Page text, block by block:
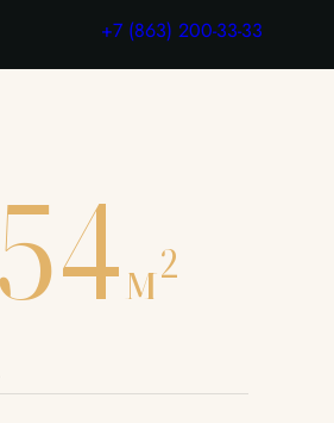
+7 (863) 200-33-33
Узнать цену
м2